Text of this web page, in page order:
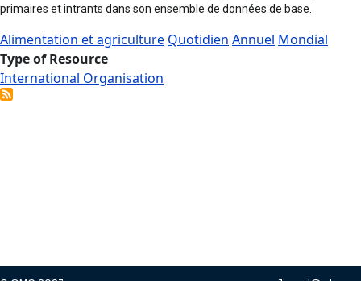
primaires et intrants dans son ensemble de données de base.
Alimentation et agriculture Quotidien Annuel Mondial
Type of Resource
International Organisation